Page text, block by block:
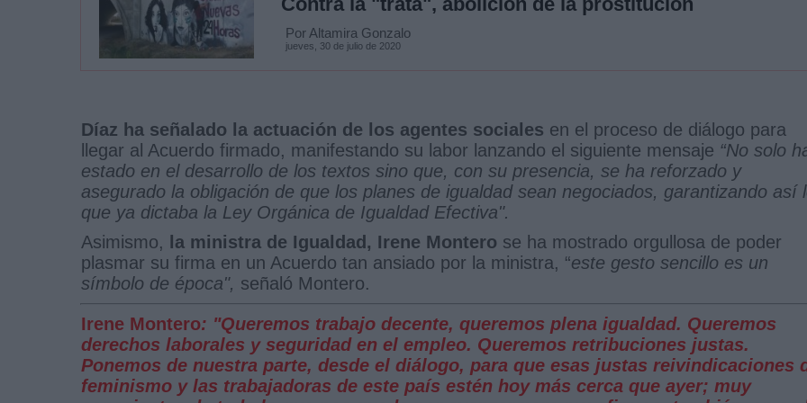
Por Altamira Gonzalo
jueves, 30 de julio de 2020
Díaz ha señalado la actuación de los agentes sociales en el proceso de diálogo para
llegar al Acuerdo firmado, manifestando su labor lanzando el siguiente mensaje “No solo
estado en el desarrollo de los textos sino que, con su presencia, se ha reforzado y
asegurado la obligación de que los planes de igualdad sean negociados, garantizando así
que ya dictaba la Ley Orgánica de Igualdad Efectiva".
Asimismo,
la ministra de Igualdad, Irene Montero se ha mostrado orgullosa de poder
plasmar su firma en un Acuerdo tan ansiado por la ministra, “este gesto sencillo es un
símbolo de época", señaló Montero.
Irene Montero: "Queremos trabajo decente, queremos plena igualdad. Queremos
derechos laborales y seguridad en el empleo. Queremos retribuciones justas.
Ponemos de nuestra parte, desde el diálogo, para que esas justas reivindicaciones
feminismo y las trabajadoras de este país estén hoy más cerca que ayer; muy